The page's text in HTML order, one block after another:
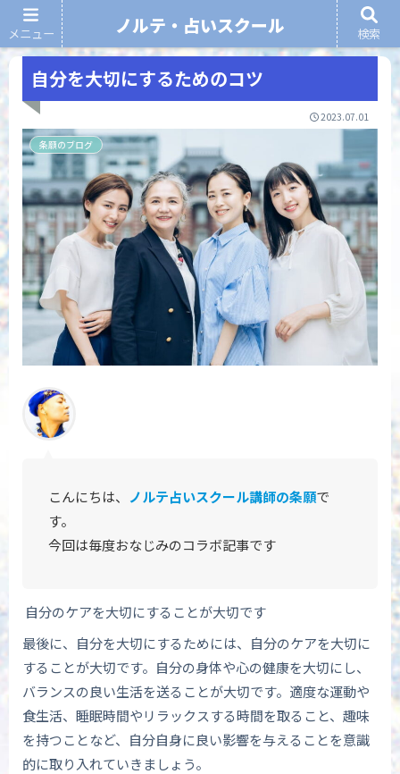
ノルテ・占いスクール
自分を大切にするためのコツ
2023.07.01
条願のブログ
こんにちは、 ノルテ占いスクール講師の条願で
す。
今回は毎度おなじみのコラボ記事です
自分のケアを大切にすることが大切です
最後に、自分を大切にするためには、自分のケアを大切に
することが大切です。自分の身体や心の健康を大切にし、
バランスの良い生活を送ることが大切です。適度な運動や
食生活、睡眠時間やリラックスする時間を取ること、趣味
を持つことなど、自分自身に良い影響を与えることを意識
的に取り入れていきましょう。
メニュー ノルテ・占いスクール 検索